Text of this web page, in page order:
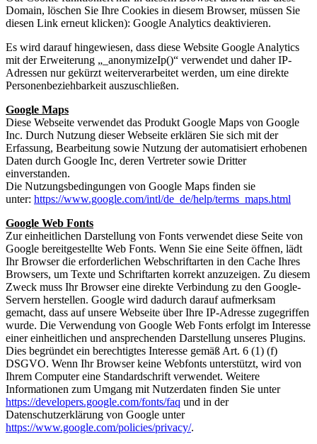
Domain, löschen Sie Ihre Cookies in diesem Browser, müssen Sie
diesen Link erneut klicken): Google Analytics deaktivieren.
Es wird darauf hingewiesen, dass diese Website Google Analytics
mit der Erweiterung „_anonymizeIp()“ verwendet und daher IP-
Adressen nur gekürzt weiterverarbeitet werden, um eine direkte
Personenbeziehbarkeit auszuschließen.
Google Maps
Diese Webseite verwendet das Produkt Google Maps von Google
Inc. Durch Nutzung dieser Webseite erklären Sie sich mit der
Erfassung, Bearbeitung sowie Nutzung der automatisiert erhobenen
Daten durch Google Inc, deren Vertreter sowie Dritter
einverstanden.
Die Nutzungsbedingungen von Google Maps finden sie
unter: https://www.google.com/intl/de_de/help/terms_maps.html
Google Web Fonts
Zur einheitlichen Darstellung von Fonts verwendet diese Seite von
Google bereitgestellte Web Fonts. Wenn Sie eine Seite öffnen, lädt
Ihr Browser die erforderlichen Webschriftarten in den Cache Ihres
Browsers, um Texte und Schriftarten korrekt anzuzeigen. Zu diesem
Zweck muss Ihr Browser eine direkte Verbindung zu den Google-
Servern herstellen. Google wird dadurch darauf aufmerksam
gemacht, dass auf unsere Webseite über Ihre IP-Adresse zugegriffen
wurde. Die Verwendung von Google Web Fonts erfolgt im Interesse
einer einheitlichen und ansprechenden Darstellung unseres Plugins.
Dies begründet ein berechtigtes Interesse gemäß Art. 6 (1) (f)
DSGVO. Wenn Ihr Browser keine Webfonts unterstützt, wird von
Ihrem Computer eine Standardschrift verwendet. Weitere
Informationen zum Umgang mit Nutzerdaten finden Sie unter
https://developers.google.com/fonts/faq und in der
Datenschutzerklärung von Google unter
https://www.google.com/policies/privacy/.